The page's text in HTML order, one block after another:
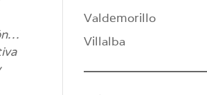
Valdemorillo
Villalba